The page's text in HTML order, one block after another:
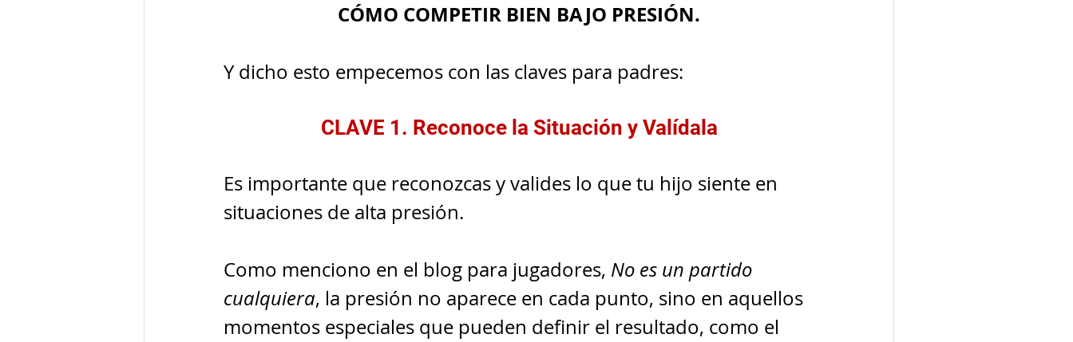
CÓMO COMPETIR BIEN BAJO PRESIÓN.
Y dicho esto empecemos con las claves para padres:
CLAVE 1. Reconoce la Situación y Valídala
Es importante que reconozcas y valides lo que tu hijo siente en
situaciones de alta presión.
Como menciono en el blog para jugadores, No es un partido
cualquiera, la presión no aparece en cada punto, sino en aquellos
momentos especiales que pueden definir el resultado, como el